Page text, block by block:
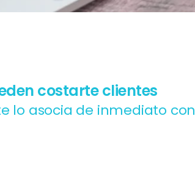
costarte clientes
lo asocia de inmediato con